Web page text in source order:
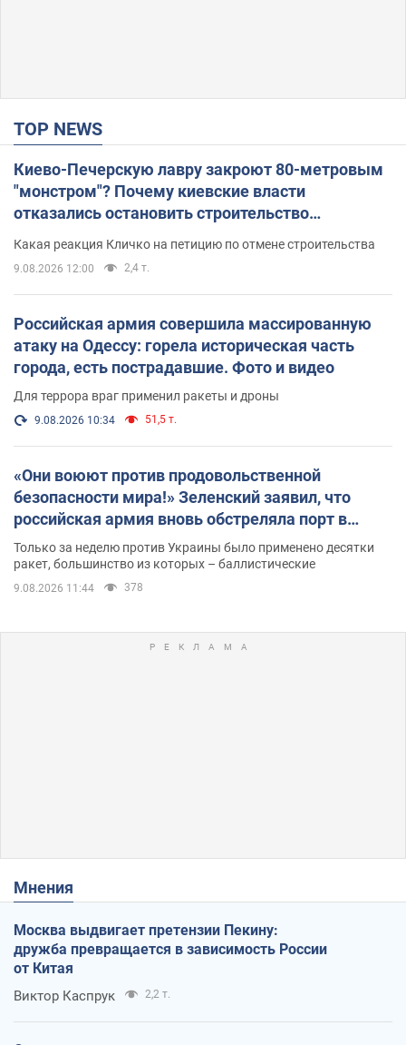
TOP NEWS
Киево-Печерскую лавру закроют 80-метровым
"монстром"? Почему киевские власти
отказались остановить строительство
небоскреба "московского верующего"
Какая реакция Кличко на петицию по отмене строительства
9.08.2026 12:00 2,4 т.
Российская армия совершила массированную
атаку на Одессу: горела историческая часть
города, есть пострадавшие. Фото и видео
Для террора враг применил ракеты и дроны
9.08.2026 10:34 51,5 т.
«Они воюют против продовольственной
безопасности мира!» Зеленский заявил, что
российская армия вновь обстреляла порт в
Одессе
Только за неделю против Украины было применено десятки
ракет, большинство из которых – баллистические
9.08.2026 11:44 378
Мнения
Москва выдвигает претензии Пекину:
дружба превращается в зависимость России
от Китая
Виктор Каспрук 2,2 т.